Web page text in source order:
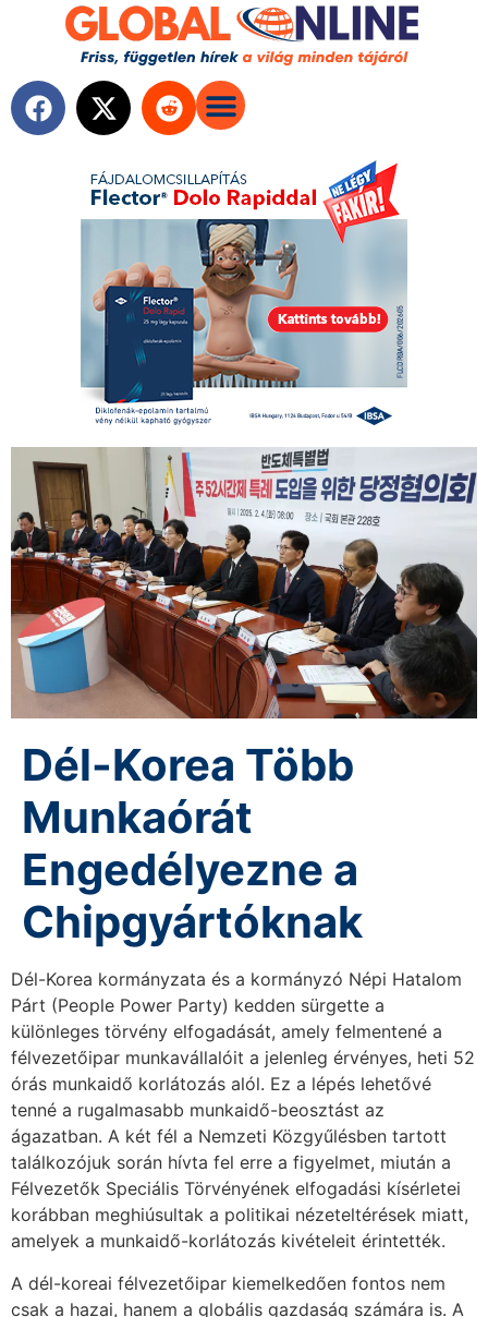
Dél-Korea Több
Munkaórát
Engedélyezne a
Chipgyártóknak
Dél-Korea kormányzata és a kormányzó Népi Hatalom
Párt (People Power Party) kedden sürgette a
különleges törvény elfogadását, amely felmentené a
félvezetőipar munkavállalóit a jelenleg érvényes, heti 52
órás munkaidő korlátozás alól. Ez a lépés lehetővé
tenné a rugalmasabb munkaidő-beosztást az
ágazatban. A két fél a Nemzeti Közgyűlésben tartott
találkozójuk során hívta fel erre a figyelmet, miután a
Félvezetők Speciális Törvényének elfogadási kísérletei
korábban meghiúsultak a politikai nézeteltérések miatt,
amelyek a munkaidő-korlátozás kivételeit érintették.
A dél-koreai félvezetőipar kiemelkedően fontos nem
csak a hazai, hanem a globális gazdaság számára is. A